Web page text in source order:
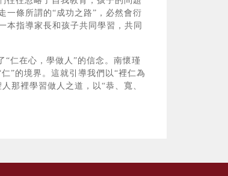
一條所謂的“成功之路”，必然會衍
本指導家長和孩子共同學習，共同
“仁在心，學做人”的信念。南懷瑾
”的境界。這就引導我們以“裡仁為
那裡學習做人之道，以“恭、寬、